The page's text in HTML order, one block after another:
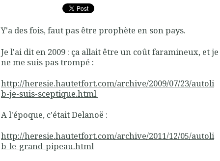
Y'a des fois, faut pas être prophète en son pays.
Je l'ai dit en 2009 : ça allait être un coût faramineux, et je
ne me suis pas trompé :
http://heresie.hautetfort.com/archive/2009/07/23/autoli
b-je-suis-sceptique.html
A l'époque, c'était Delanoë :
http://heresie.hautetfort.com/archive/2011/12/05/autoli
b-le-grand-pipeau.html